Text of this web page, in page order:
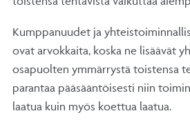
Kumppanuudet ja
ovat arvokkaita, koska ne lisäävät
osapuolten ymmärrystä toistensa
parantaa pääsääntöisesti niin
laatua kuin myös koettua laatua.